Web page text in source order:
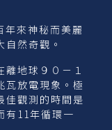
來神秘而美麗
然奇觀。
地球９０－１
瓦放電現象。極
佳觀測的時間是
有11年循環一